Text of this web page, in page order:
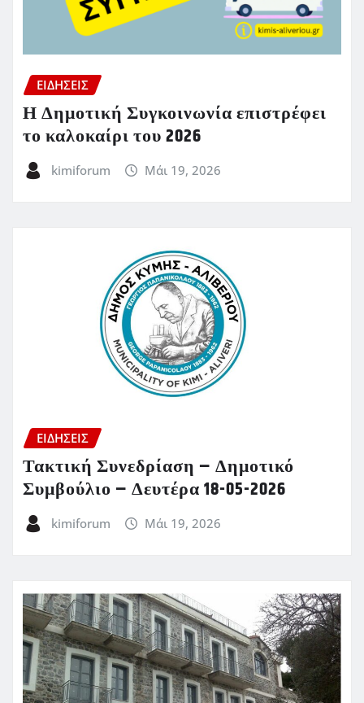
ΕΙΔΗΣΕΙΣ
Η Δημοτική Συγκοινωνία επιστρέφει
το καλοκαίρι του 2026
kimiforum Μάι 19, 2026
ΕΙΔΗΣΕΙΣ
Τακτική Συνεδρίαση – Δημοτικό
Συμβούλιο – Δευτέρα 18-05-2026
kimiforum Μάι 19, 2026